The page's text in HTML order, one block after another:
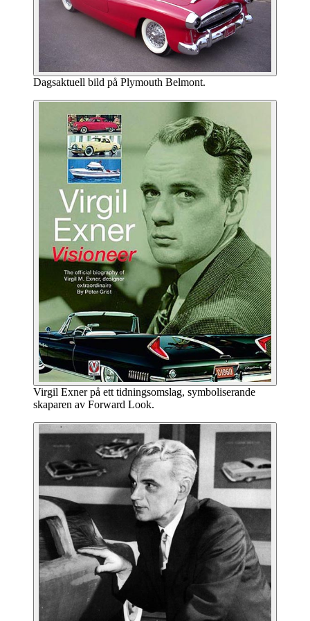
Dagsaktuell bild på Plymouth Belmont.
Virgil Exner på ett tidningsomslag, symboliserande
skaparen av Forward Look.